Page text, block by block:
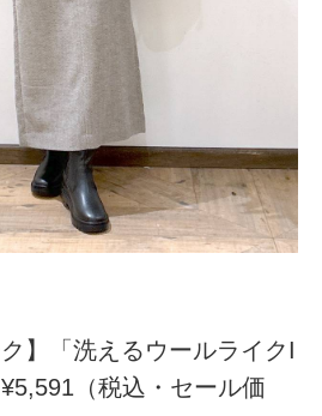
】「洗えるウールライクI
（税込・セール価